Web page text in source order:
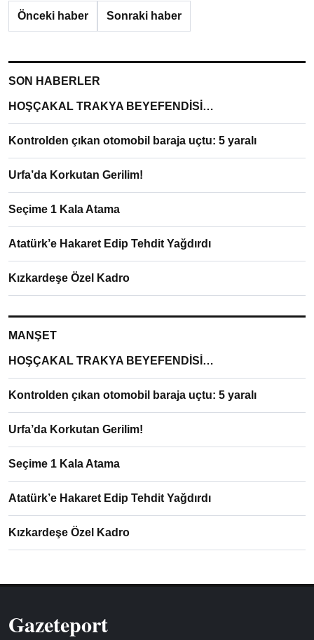
Önceki haber Sonraki haber
SON HABERLER
HOŞÇAKAL TRAKYA BEYEFENDİSİ…
Kontrolden çıkan otomobil baraja uçtu: 5 yaralı
Urfa’da Korkutan Gerilim!
Seçime 1 Kala Atama
Atatürk’e Hakaret Edip Tehdit Yağdırdı
Kızkardeşe Özel Kadro
MANŞET
HOŞÇAKAL TRAKYA BEYEFENDİSİ…
Kontrolden çıkan otomobil baraja uçtu: 5 yaralı
Urfa’da Korkutan Gerilim!
Seçime 1 Kala Atama
Atatürk’e Hakaret Edip Tehdit Yağdırdı
Kızkardeşe Özel Kadro
Gazeteport